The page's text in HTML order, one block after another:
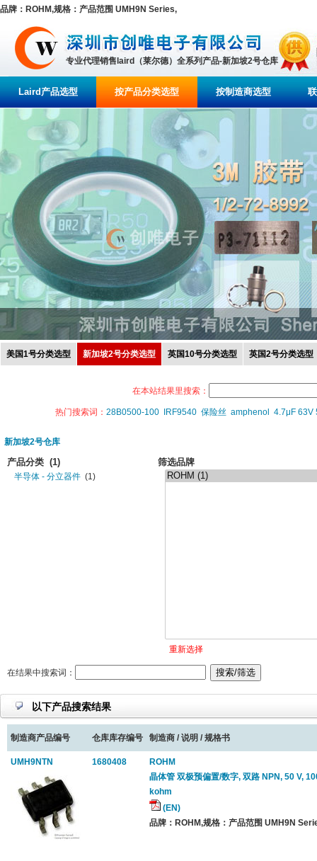
品牌：ROHM,规格：产品范围 UMH9N Series,
专业代理销售laird（莱尔德）全系列产品-新加坡2号仓库
Laird产品选型 按产品分类选型 按制造商选型
美国1号分类选型 新加坡2号分类选型 英国10号分类选型 英国2号分类选型
在本站结果里搜索：
热门搜索词： 28B0500-100 IRF9540 保险丝 amphenol 4.7μF 63V
新加坡2号仓库
产品分类 (1)
半导体 - 分立器件 (1)
筛选品牌
重新选择
在结果中搜索词：
以下产品搜索结果
制造商产品编号 仓库库存编号 制造商 / 说明 / 规格书
UMH9NTN 1680408
ROHM
晶体管 双极预偏置/数字, 双路 NPN, 50 V,
kohm
(EN)
品牌：ROHM,规格：产品范围 UMH9N